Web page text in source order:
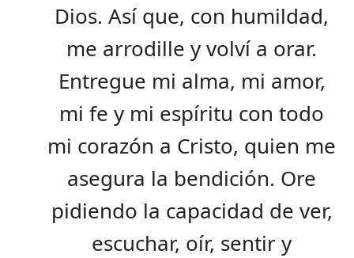
Dios. Así que, con humildad,
me arrodille y volví a orar.
Entregue mi alma, mi amor,
mi fe y mi espíritu con todo
mi corazón a Cristo, quien me
asegura la bendición. Ore
pidiendo la capacidad de ver,
escuchar, oír, sentir y